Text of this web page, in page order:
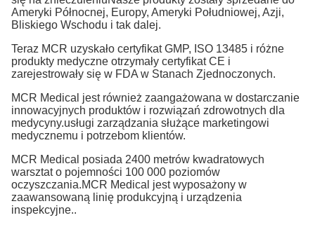
Ameryki Północnej, Europy, Ameryki Południowej, Azji,
Bliskiego Wschodu i tak dalej.
Teraz MCR uzyskało certyfikat GMP, ISO 13485 i różne
produkty medyczne otrzymały certyfikat CE i
zarejestrowały się w FDA w Stanach Zjednoczonych.
MCR Medical jest również zaangażowana w dostarczanie
innowacyjnych produktów i rozwiązań zdrowotnych dla
medycyny.usługi zarządzania służące marketingowi
medycznemu i potrzebom klientów.
MCR Medical posiada 2400 metrów kwadratowych
warsztat o pojemności 100 000 poziomów
oczyszczania.MCR Medical jest wyposażony w
zaawansowaną linię produkcyjną i urządzenia
inspekcyjne..